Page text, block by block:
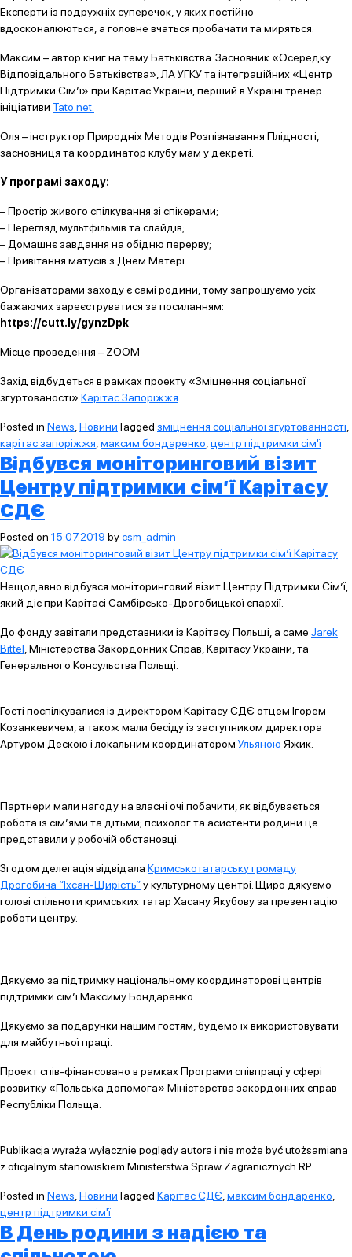
Експерти із подружніх суперечок, у яких постійно
вдосконалюються, а головне вчаться пробачати та миряться.
Максим – автор книг на тему Батьківства. Засновник «Осередку
Відповідального Батьківства», ЛА УГКУ та інтеграційних «Центр
Підтримки Сім’ї» при Карітас України, перший в Україні тренер
ініціативи Tato.net.
Оля – інструктор Природніх Методів Розпізнавання Плідності,
засновниця та координатор клубу мам у декреті.
У програмі заходу:
– Простір живого спілкування зі спікерами;
– Перегляд мультфільмів та слайдів;
– Домашнє завдання на обідню перерву;
– Привітання матусів з Днем Матері.
Організаторами заходу є самі родини, тому запрошуємо усіх
бажаючих зареєструватися за посиланням:
https://cutt.ly/gynzDpk
Місце проведення – ZOOM
Захід відбудеться в рамках проекту «Зміцнення соціальної
згуртованості» Карітас Запоріжжя
Posted in News НовиниTagged зміцнення соціальної згуртованності
карітас запоріжжя максим бондаренко центр підтримки сім'ї
Відбувся моніторинговий візит
Центру підтримки сім’ї Карітасу
СДЄ
Posted on 15.07.2019 bycsm_admin
Нещодавно відбувся моніторинговий візит Центру Підтримки Сім’ї,
який діє при Карітасі Самбірсько-Дрогобицької єпархії.
До фонду завітали представники із Карітасу Польщі, а саме Jarek
Bittel , Міністерства Закордонних Справ, Карітасу України, та
Генерального Консульства Польщі.
Гості поспілкувалися із директором Карітасу СДЄ отцем Ігорем
Козанкевичем, а також мали бесіду із заступником директора
Артуром Дескою i локaльним координатором Ульяною Яжик.
Партнери мали нагоду на власні очі побачити, як відбувається
робота із cім’ями та дітьми; психолог та асистенти родини це
представили у робочій обстановці.
Згодом делегація відвідала Кримськотатарську громаду
Дрогобича “Іхсан-Щирість”у культурному центрі. Щиро дякуємо
голові спільноти кримських татар Хасану Якубову за презентацію
роботи центру.
Дякуємо за підтримку національному координаторові центрів
підтримки сім’ї Максиму Бондаренко
Дякуємо за подарунки нашим гостям, будемо їх використовувати
для майбутньої праці.
Проект спів-фінансовано в рамках Програми співпраці у сфері
розвитку «Польська допомога» Міністерства закордонних справ
Республіки Польща.
Publikacja wyraża wyłącznie poglądy autora i nie może być utożsamiana
z oficjalnym stanowiskiem Ministerstwa Spraw Zagranicznych RP.
Posted in News НовиниTagged Карітас СДЄ максим бондаренко
центр підтримки сім'ї
В День родини з надією та